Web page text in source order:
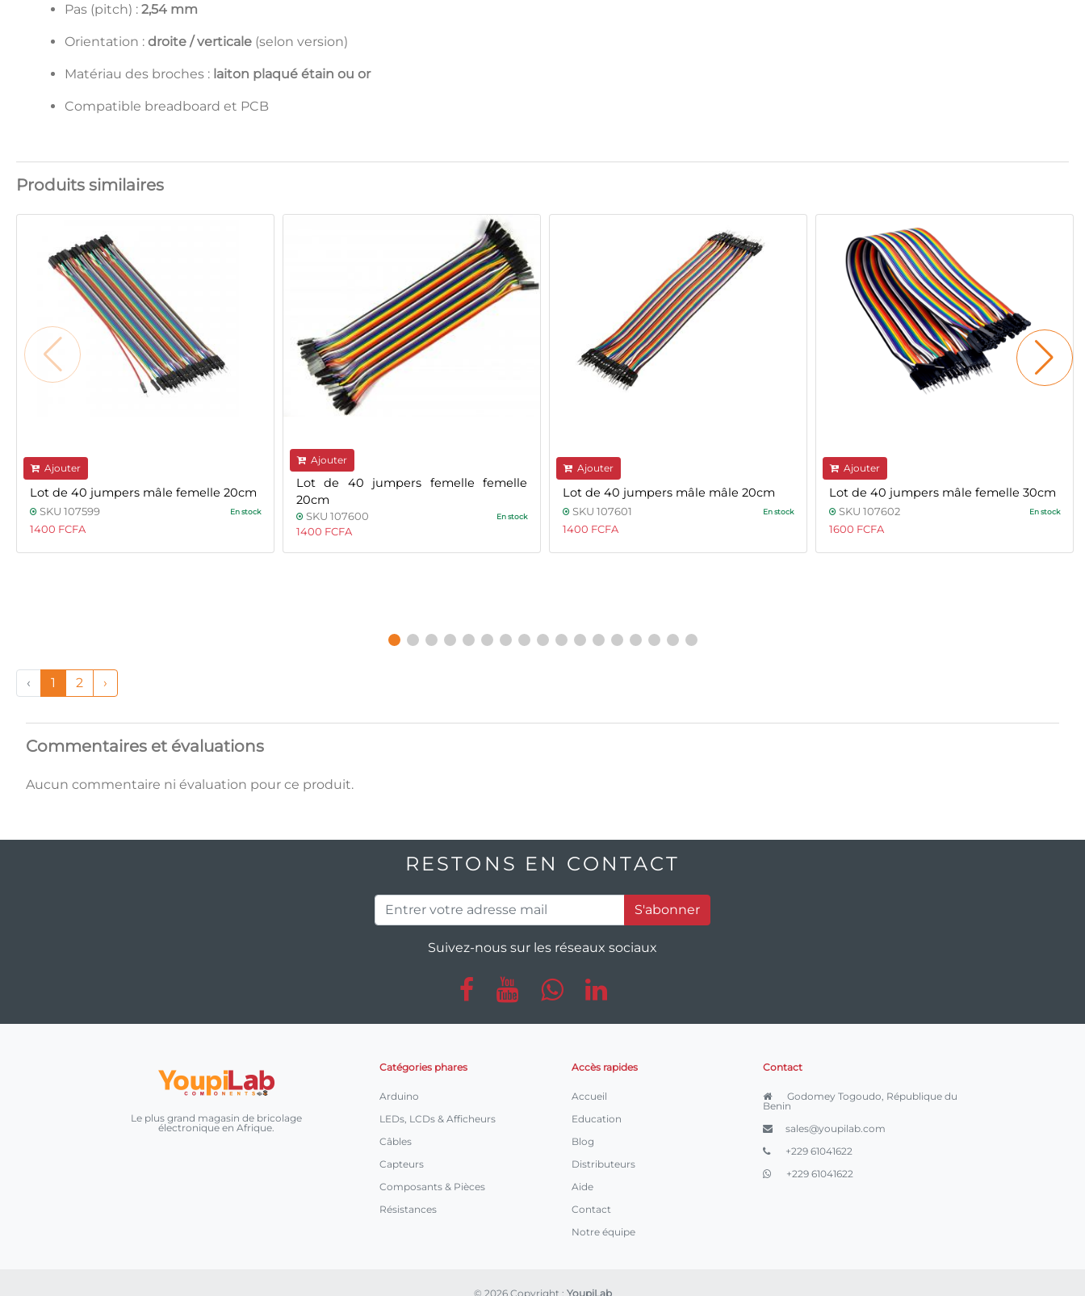
Pas (pitch) : 2,54 mm
Orientation : droite / verticale (selon version)
Matériau des broches : laiton plaqué étain ou or
Compatible breadboard et PCB
Produits similaires
Ajouter
Lot de 40 jumpers mâle femelle 20cm
SKU 107599 En stock
1400 FCFA
Ajouter
Lot de 40 jumpers femelle femelle
20cm
SKU 107600 En stock
1400 FCFA
Ajouter
Lot de 40 jumpers mâle mâle 20cm
SKU 107601 En stock
1400 FCFA
Ajouter
Lot de 40 jumpers mâle femelle 30cm
SKU 107602 En stock
1600 FCFA
‹ 1 2 ›
Commentaires et évaluations
Aucun commentaire ni évaluation pour ce produit.
RESTONS EN CONTACT
S'abonner
Suivez-nous sur les réseaux sociaux
Le plus grand magasin de bricolage
électronique en Afrique.
Catégories phares
Arduino
LEDs, LCDs & Afficheurs
Câbles
Capteurs
Composants & Pièces
Résistances
Accès rapides
Accueil
Education
Blog
Distributeurs
Aide
Contact
Notre équipe
Contact
Godomey Togoudo, République du
Benin
sales@youpilab.com
+229 61041622
+229 61041622
© 2026 Copyright : YoupiLab